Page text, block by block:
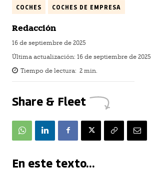
COCHES COCHES DE EMPRESA
Redacción
16 de septiembre de 2025
Última actualización: 16 de septiembre de 2025
Tiempo de lectura: 2 min.
Share & Fleet
En este texto...